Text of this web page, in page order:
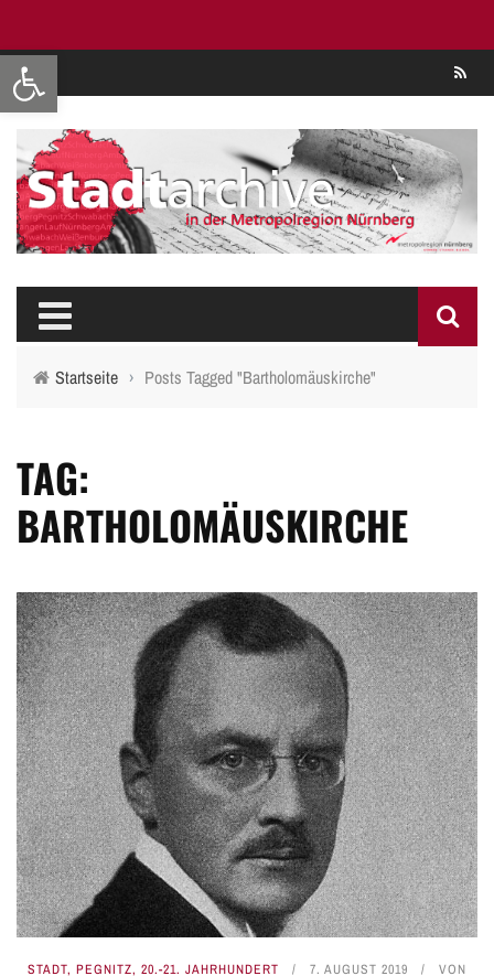
Werkzeugleiste öffnen
Startseite › Posts Tagged "Bartholomäuskirche"
TAG:
BARTHOLOMÄUSKIRCHE
STADT, PEGNITZ, 20.-21. JAHRHUNDERT 7. AUGUST 2019
VON